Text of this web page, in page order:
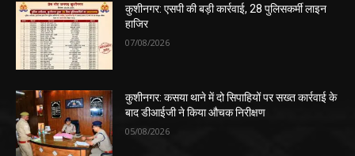
कुशीनगर: एसपी की बड़ी कार्रवाई, 28 पुलिसकर्मी लाइन
हाजिर
07/08/2026
कुशीनगर: कसया थाने में दो सिपाहियों पर सख्त कार्रवाई के
बाद डीआईजी ने किया औचक निरीक्षण
05/08/2026